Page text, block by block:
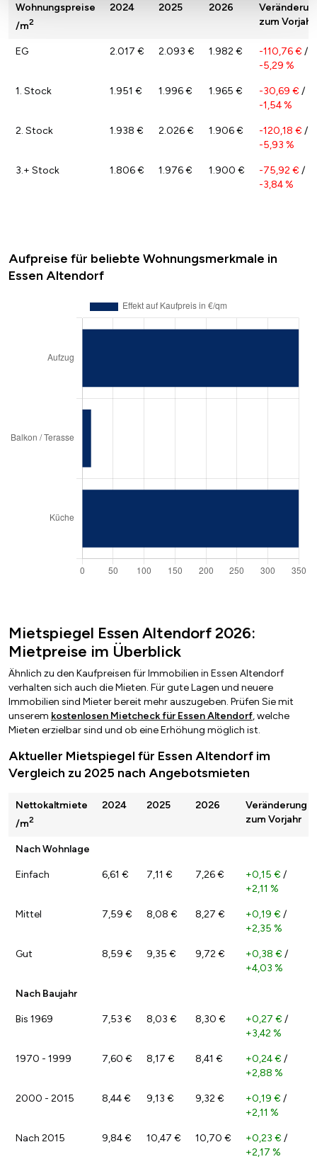
Wohnungspreise
/m2
2024 2025 2026
zum Vorjahr
EG 2.017 € 2.093 € 1.982 € -110,76 € /
-5,29 %
1. Stock 1.951 € 1.996 € 1.965 € -30,69 € /
-1,54 %
2. Stock 1.938 € 2.026 € 1.906 € -120,18 € /
-5,93 %
3.+ Stock 1.806 € 1.976 € 1.900 € -75,92 € /
-3,84 %
Aufpreise für beliebte Wohnungsmerkmale in
Essen Altendorf
Mietspiegel Essen Altendorf 2026:
Mietpreise im Überblick
Ähnlich zu den Kaufpreisen für Immobilien in Essen Altendorf
verhalten sich auch die Mieten. Für gute Lagen und neuere
Immobilien sind Mieter bereit mehr auszugeben. Prüfen Sie mit
unserem kostenlosen Mietcheck für Essen Altendorf, welche
Mieten erzielbar sind und ob eine Erhöhung möglich ist.
Aktueller Mietspiegel für Essen Altendorf im
Vergleich zu 2025 nach Angebotsmieten
Nettokaltmiete
/m2
2024 2025 2026
Veränderung
zum Vorjahr
Nach Wohnlage
Einfach 6,61 € 7,11 € 7,26 € +0,15 € /
+2,11 %
Mittel 7,59 € 8,08 € 8,27 € +0,19 € /
+2,35 %
Gut 8,59 € 9,35 € 9,72 € +0,38 € /
+4,03 %
Nach Baujahr
Bis 1969 7,53 € 8,03 € 8,30 € +0,27 € /
+3,42 %
1970 - 1999 7,60 € 8,17 € 8,41 € +0,24 € /
+2,88 %
2000 - 2015 8,44 € 9,13 € 9,32 € +0,19 € /
+2,11 %
Nach 2015 9,84 € 10,47 € 10,70 € +0,23 € /
+2,17 %